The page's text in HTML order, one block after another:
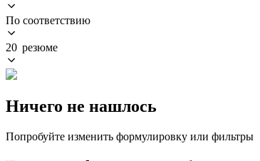
По соответствию
20 резюме
Ничего не нашлось
Попробуйте изменить формулировку или фильтры